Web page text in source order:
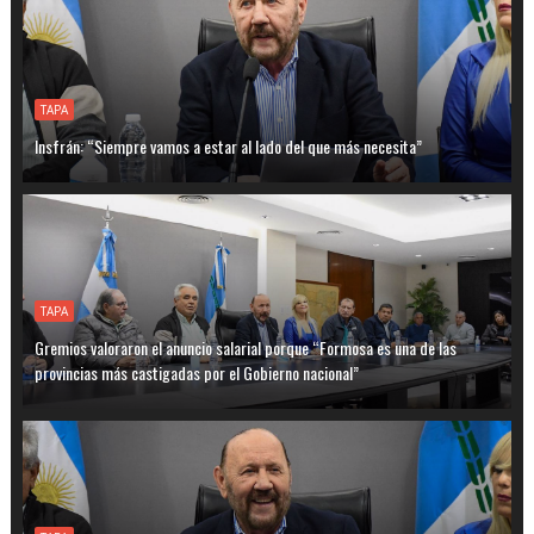
TAPA
Insfrán: “Siempre vamos a estar al lado del que más necesita”
TAPA
Gremios valoraron el anuncio salarial porque “Formosa es una de las
provincias más castigadas por el Gobierno nacional”